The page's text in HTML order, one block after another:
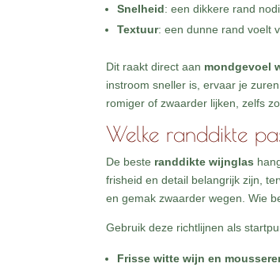
Snelheid: een dikkere rand
Textuur: een dunne rand voelt
Dit raakt direct aan mondgevoel
instroom sneller is, ervaar je
romiger of zwaarder lijken, zelfs
Welke randdikte
De beste randdikte wijnglas
frisheid en detail belangrijk zijn,
en gemak zwaarder wegen. Wie
Gebruik deze richtlijnen als
Frisse witte wijn en